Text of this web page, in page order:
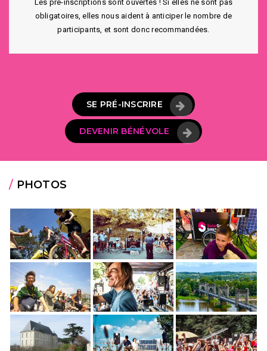
Les pré-inscriptions sont ouvertes ! Si elles ne sont pas
obligatoires, elles nous aident à anticiper le nombre de
participants, et sont donc recommandées.
SE PRÉ-INSCRIRE
DEVENIR BÉNÉVOLE
/ PHOTOS